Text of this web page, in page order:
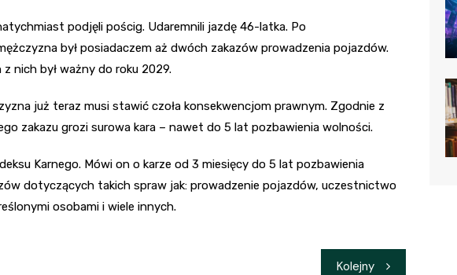
podjęli pościg. Udaremnili jazdę 46-latka. Po
był posiadaczem aż dwóch zakazów prowadzenia pojazdów.
z nich był ważny do roku 2029.
już teraz musi stawić czoła konsekwencjom prawnym. Zgodnie z
zakazu grozi surowa kara – nawet do 5 lat pozbawienia wolności.
Karnego. Mówi on o karze od 3 miesięcy do 5 lat pozbawienia
dotyczących takich spraw jak: prowadzenie pojazdów, uczestnictwo
osobami i wiele innych.
Kolejny